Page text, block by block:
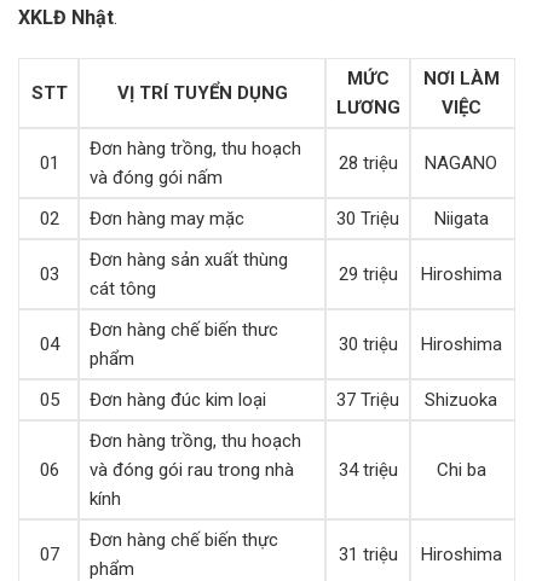
XKLĐ Nhật.
STT VỊ TRÍ TUYỂN DỤNG
MỨC
LƯƠNG
NƠI LÀM
VIỆC
01
Đơn hàng trồng, thu hoạch
và đóng gói nấm
28 triệu NAGANO
02 Đơn hàng may mặc 30 Triệu Niigata
03
Đơn hàng sản xuất thùng
cát tông
29 triệu Hiroshima
04
Đơn hàng chế biến thưc
phẩm
30 triệu Hiroshima
05 Đơn hàng đúc kim loại 37 Triệu Shizuoka
06
Đơn hàng trồng, thu hoạch
và đóng gói rau trong nhà
kính
34 triệu Chi ba
07
Đơn hàng chế biến thực
phẩm
31 triệu Hiroshima